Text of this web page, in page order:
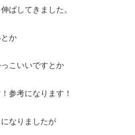
ばしてきました。
か
こいいですとか
参考になります！
なりましたが